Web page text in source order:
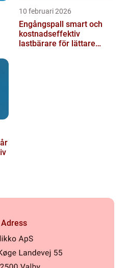
10 februari 2026
Engångspall smart och
kostnadseffektiv
lastbärare för lättare
Adress